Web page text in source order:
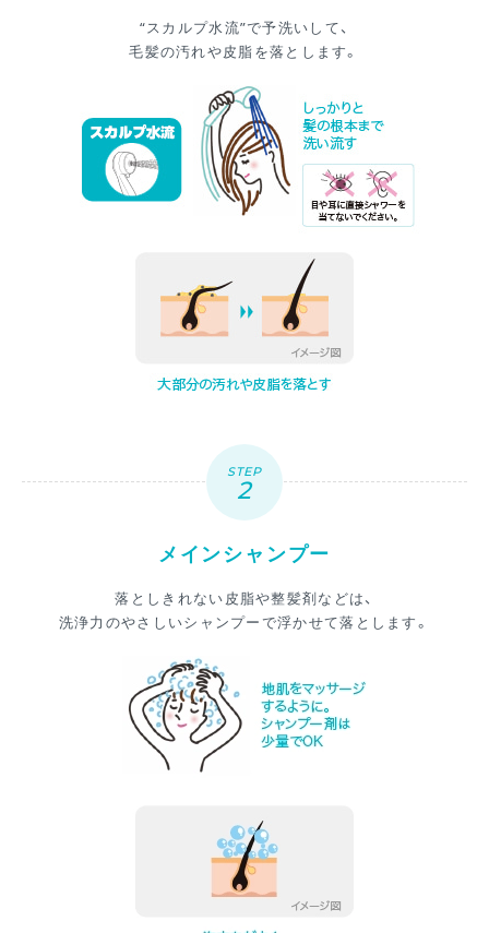
“スカルプ水流”で予洗いして、
毛髪の汚れや皮脂を落とします。
STEP
メインシャンプー
落としきれない皮脂や整髪剤などは、
洗浄力のやさしいシャンプーで浮かせて落とします。